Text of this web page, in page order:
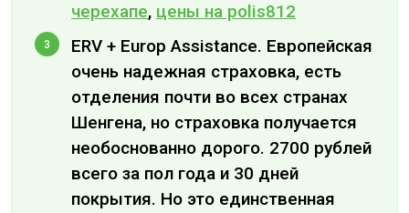
черехапе, цены на polis812
ERV + Europ Assistance. Европейская
очень надежная страховка, есть
отделения почти во всех странах
Шенгена, но страховка получается
необоснованно дорого. 2700 рублей
всего за пол года и 30 дней
покрытия. Но это единственная